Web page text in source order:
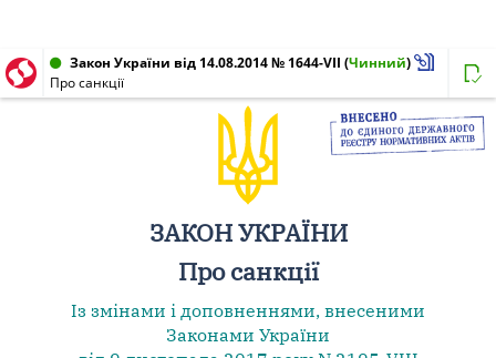
Закон України від 14.08.2014 № 1644-VII (Чинний)
Про санкції